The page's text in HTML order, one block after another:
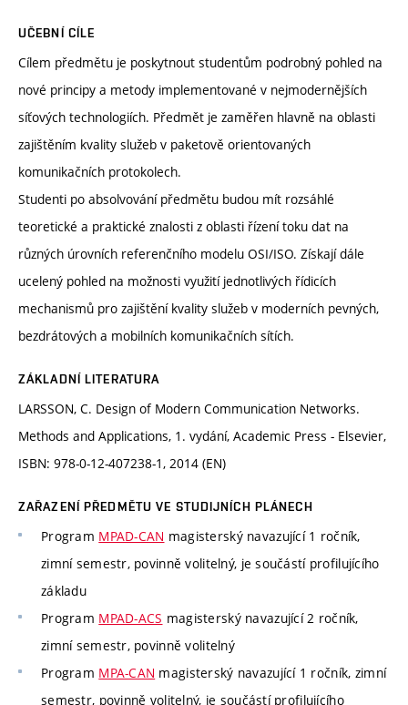
UČEBNÍ CÍLE
Cílem předmětu je poskytnout studentům podrobný pohled na
nové principy a metody implementované v nejmodernějších
síťových technologiích. Předmět je zaměřen hlavně na oblasti
zajištěním kvality služeb v paketově orientovaných
komunikačních protokolech.
Studenti po absolvování předmětu budou mít rozsáhlé
teoretické a praktické znalosti z oblasti řízení toku dat na
různých úrovních referenčního modelu OSI/ISO. Získají dále
ucelený pohled na možnosti využití jednotlivých řídicích
mechanismů pro zajištění kvality služeb v moderních pevných,
bezdrátových a mobilních komunikačních sítích.
ZÁKLADNÍ LITERATURA
LARSSON, C. Design of Modern Communication Networks.
Methods and Applications, 1. vydání, Academic Press - Elsevier,
ISBN: 978-0-12-407238-1, 2014 (EN)
ZAŘAZENÍ PŘEDMĚTU VE STUDIJNÍCH PLÁNECH
Program MPAD-CAN magisterský navazující 1 ročník,
zimní semestr, povinně volitelný, je součástí profilujícího
základu
Program MPAD-ACS magisterský navazující 2 ročník,
zimní semestr, povinně volitelný
Program MPA-CAN magisterský navazující 1 ročník, zimní
semestr, povinně volitelný, je součástí profilujícího